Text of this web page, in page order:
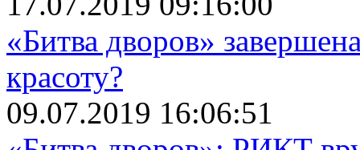
«Битва дворов»
красоту?
09.07.2019 16:06:51